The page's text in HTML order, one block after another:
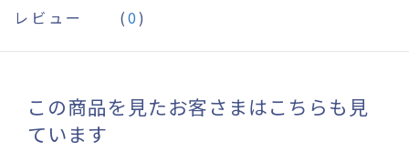
レビュー (0)
この商品を見たお客さまはこちらも見
ています